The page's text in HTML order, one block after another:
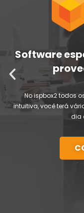
Software
No ispbox2 todos
intuitiva, você terá
dia